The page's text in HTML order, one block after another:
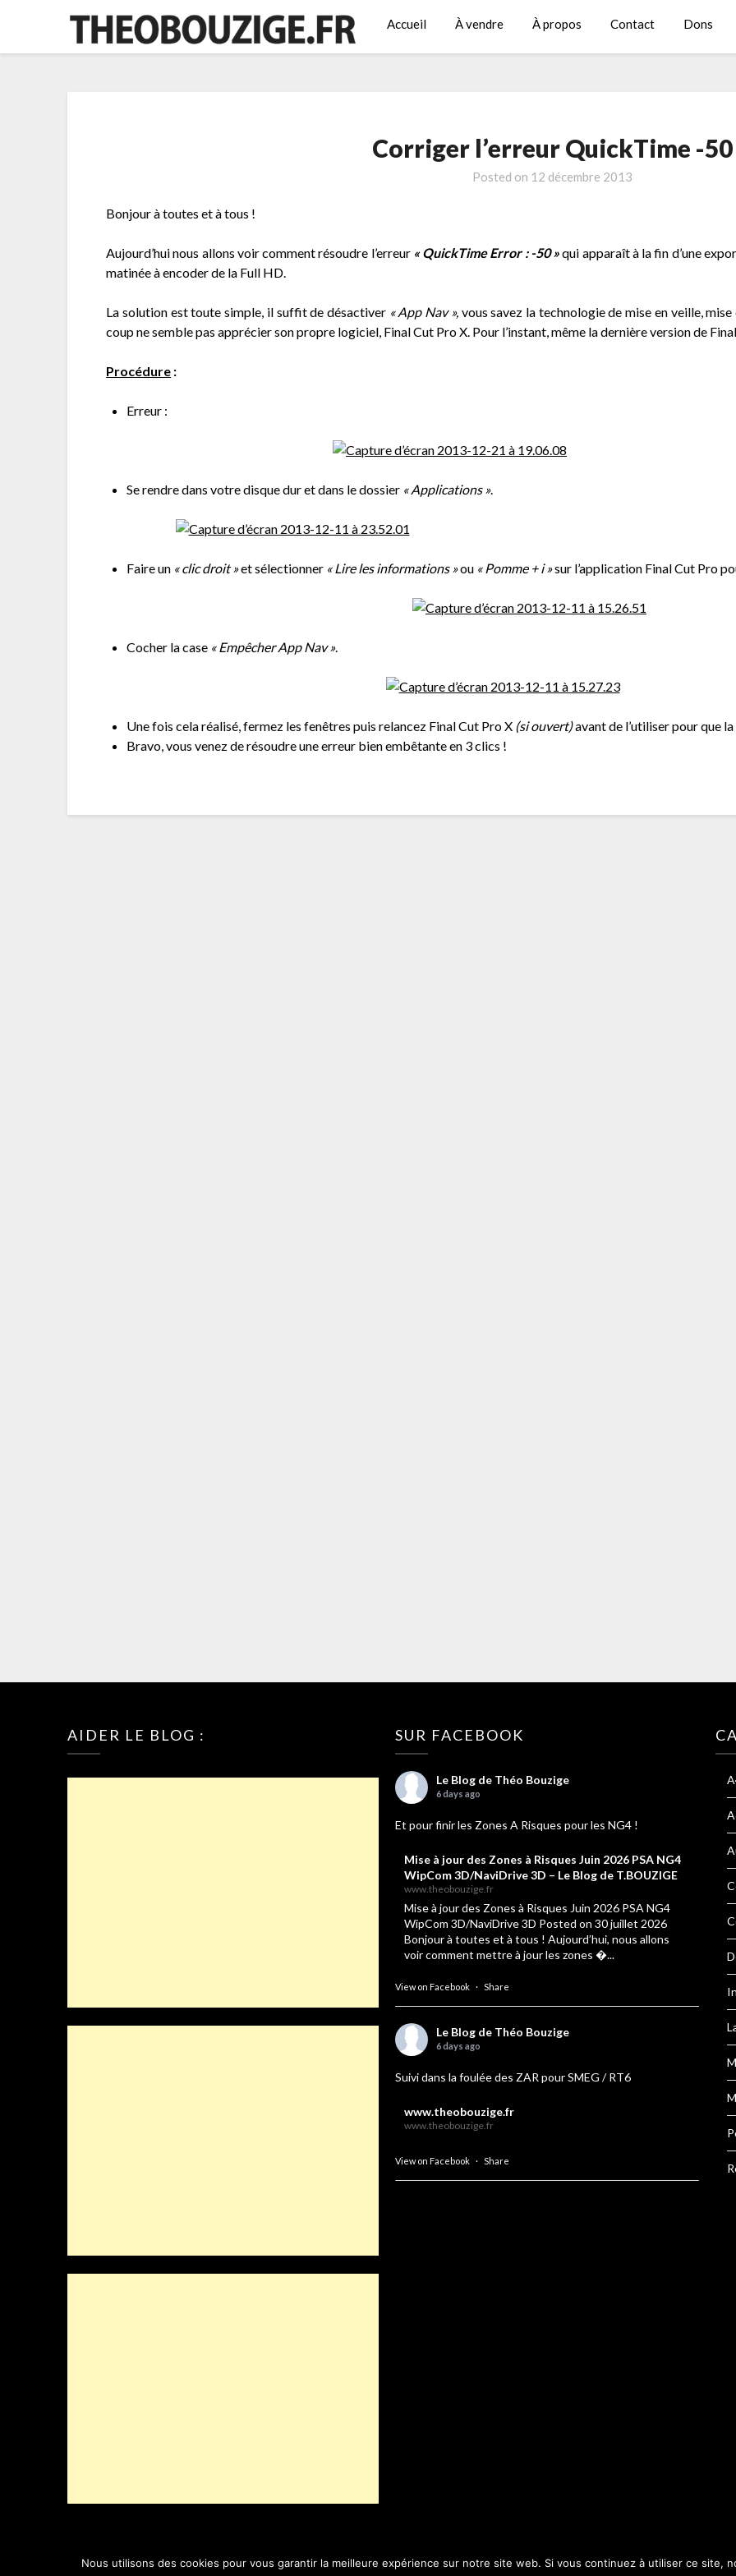
content
Accueil À vendre À propos Contact Dons
Corriger l’erreur QuickTime -50
Posted on 12 décembre 2013
Bonjour à toutes et à tous !
Aujourd’hui nous allons voir comment résoudre l’erreur « QuickTime Error : -50 »qui apparaît à la fin d’une
matinée à encoder de la Full HD.
La solution est toute simple, il suffit de désactiver « App Nav »,vous savez la technologie de mise en veille,
coup ne semble pas apprécier son propre logiciel, Final Cut Pro X. Pour l’instant, même la dernière version de
Procédure :
Erreur :
Se rendre dans votre disque dur et dans le dossier « Applications ».
Faire un « clic droit »et sélectionner « Lire les informations »ou « Pomme + i »sur l’application Final Cut Pro
Cocher la case « Empêcher App Nav ».
Une fois cela réalisé, fermez les fenêtres puis relancez Final Cut Pro X (si ouvert)avant de l’utiliser pour que
Bravo, vous venez de résoudre une erreur bien embêtante en 3 clics !
AIDER LE BLOG : SUR FACEBOOK
Le Blog de Théo Bouzige
6 days ago
Et pour finir les Zones A Risques pour les NG4 !
Mise à jour des Zones à Risques Juin 2026 PSA NG4
WipCom 3D/NaviDrive 3D – Le Blog de T.BOUZIGE
www.theobouzige.fr
Mise à jour des Zones à Risques Juin 2026 PSA NG4
WipCom 3D/NaviDrive 3D Posted on 30 juillet 2026
Bonjour à toutes et à tous ! Aujourd’hui, nous allons
voir comment mettre à jour les zones �...
View on Facebook · Share
Le Blog de Théo Bouzige
6 days ago
Suivi dans la foulée des ZAR pour SMEG / RT6
www.theobouzige.fr
www.theobouzige.fr
View on Facebook · Share
©2026 Le Blog de T.BOUZIGE | Powered bySuperbThemes
Nous utilisons des cookies pour vous garantir la meilleure expérience sur notre site web. Si vous continuez à utiliser ce site,